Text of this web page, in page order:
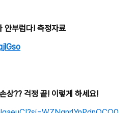
안부럽다! 측정자료
상?? 걱정 끝! 이렇게 하세요!